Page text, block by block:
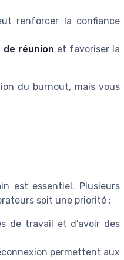
renforcer la confiance
de réunion et favoriser la
du burnout, mais vous
est essentiel. Plusieurs
soit une priorité :
de travail et d'avoir des
permettent aux